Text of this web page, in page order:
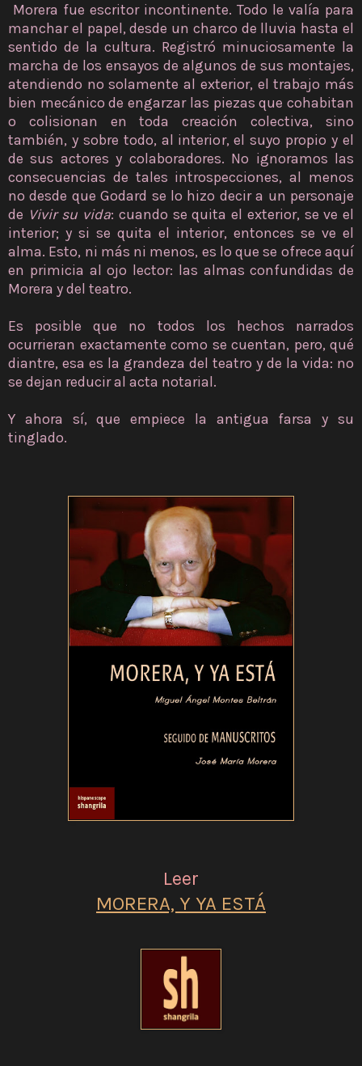
Morera fue escritor incontinente. Todo le valía para
manchar el papel, desde un charco de lluvia hasta el
sentido de la cultura. Registró minuciosamente la
marcha de los ensayos de algunos de sus montajes,
atendiendo no solamente al exterior, el trabajo más
bien mecánico de engarzar las piezas que cohabitan
o colisionan en toda creación colectiva, sino
también, y sobre todo, al interior, el suyo propio y el
de sus actores y colaboradores. No ignoramos las
consecuencias de tales introspecciones, al menos
no desde que Godard se lo hizo decir a un personaje
de Vivir su vida: cuando se quita el exterior, se ve el
interior; y si se quita el interior, entonces se ve el
alma. Esto, ni más ni menos, es lo que se ofrece aquí
en primicia al ojo lector: las almas confundidas de
Morera y del teatro.
Es posible que no todos los hechos narrados
ocurrieran exactamente como se cuentan, pero, qué
diantre, esa es la grandeza del teatro y de la vida: no
se dejan reducir al acta notarial.
Y ahora sí, que empiece la antigua farsa y su
tinglado.
Leer
MORERA, Y YA ESTÁ